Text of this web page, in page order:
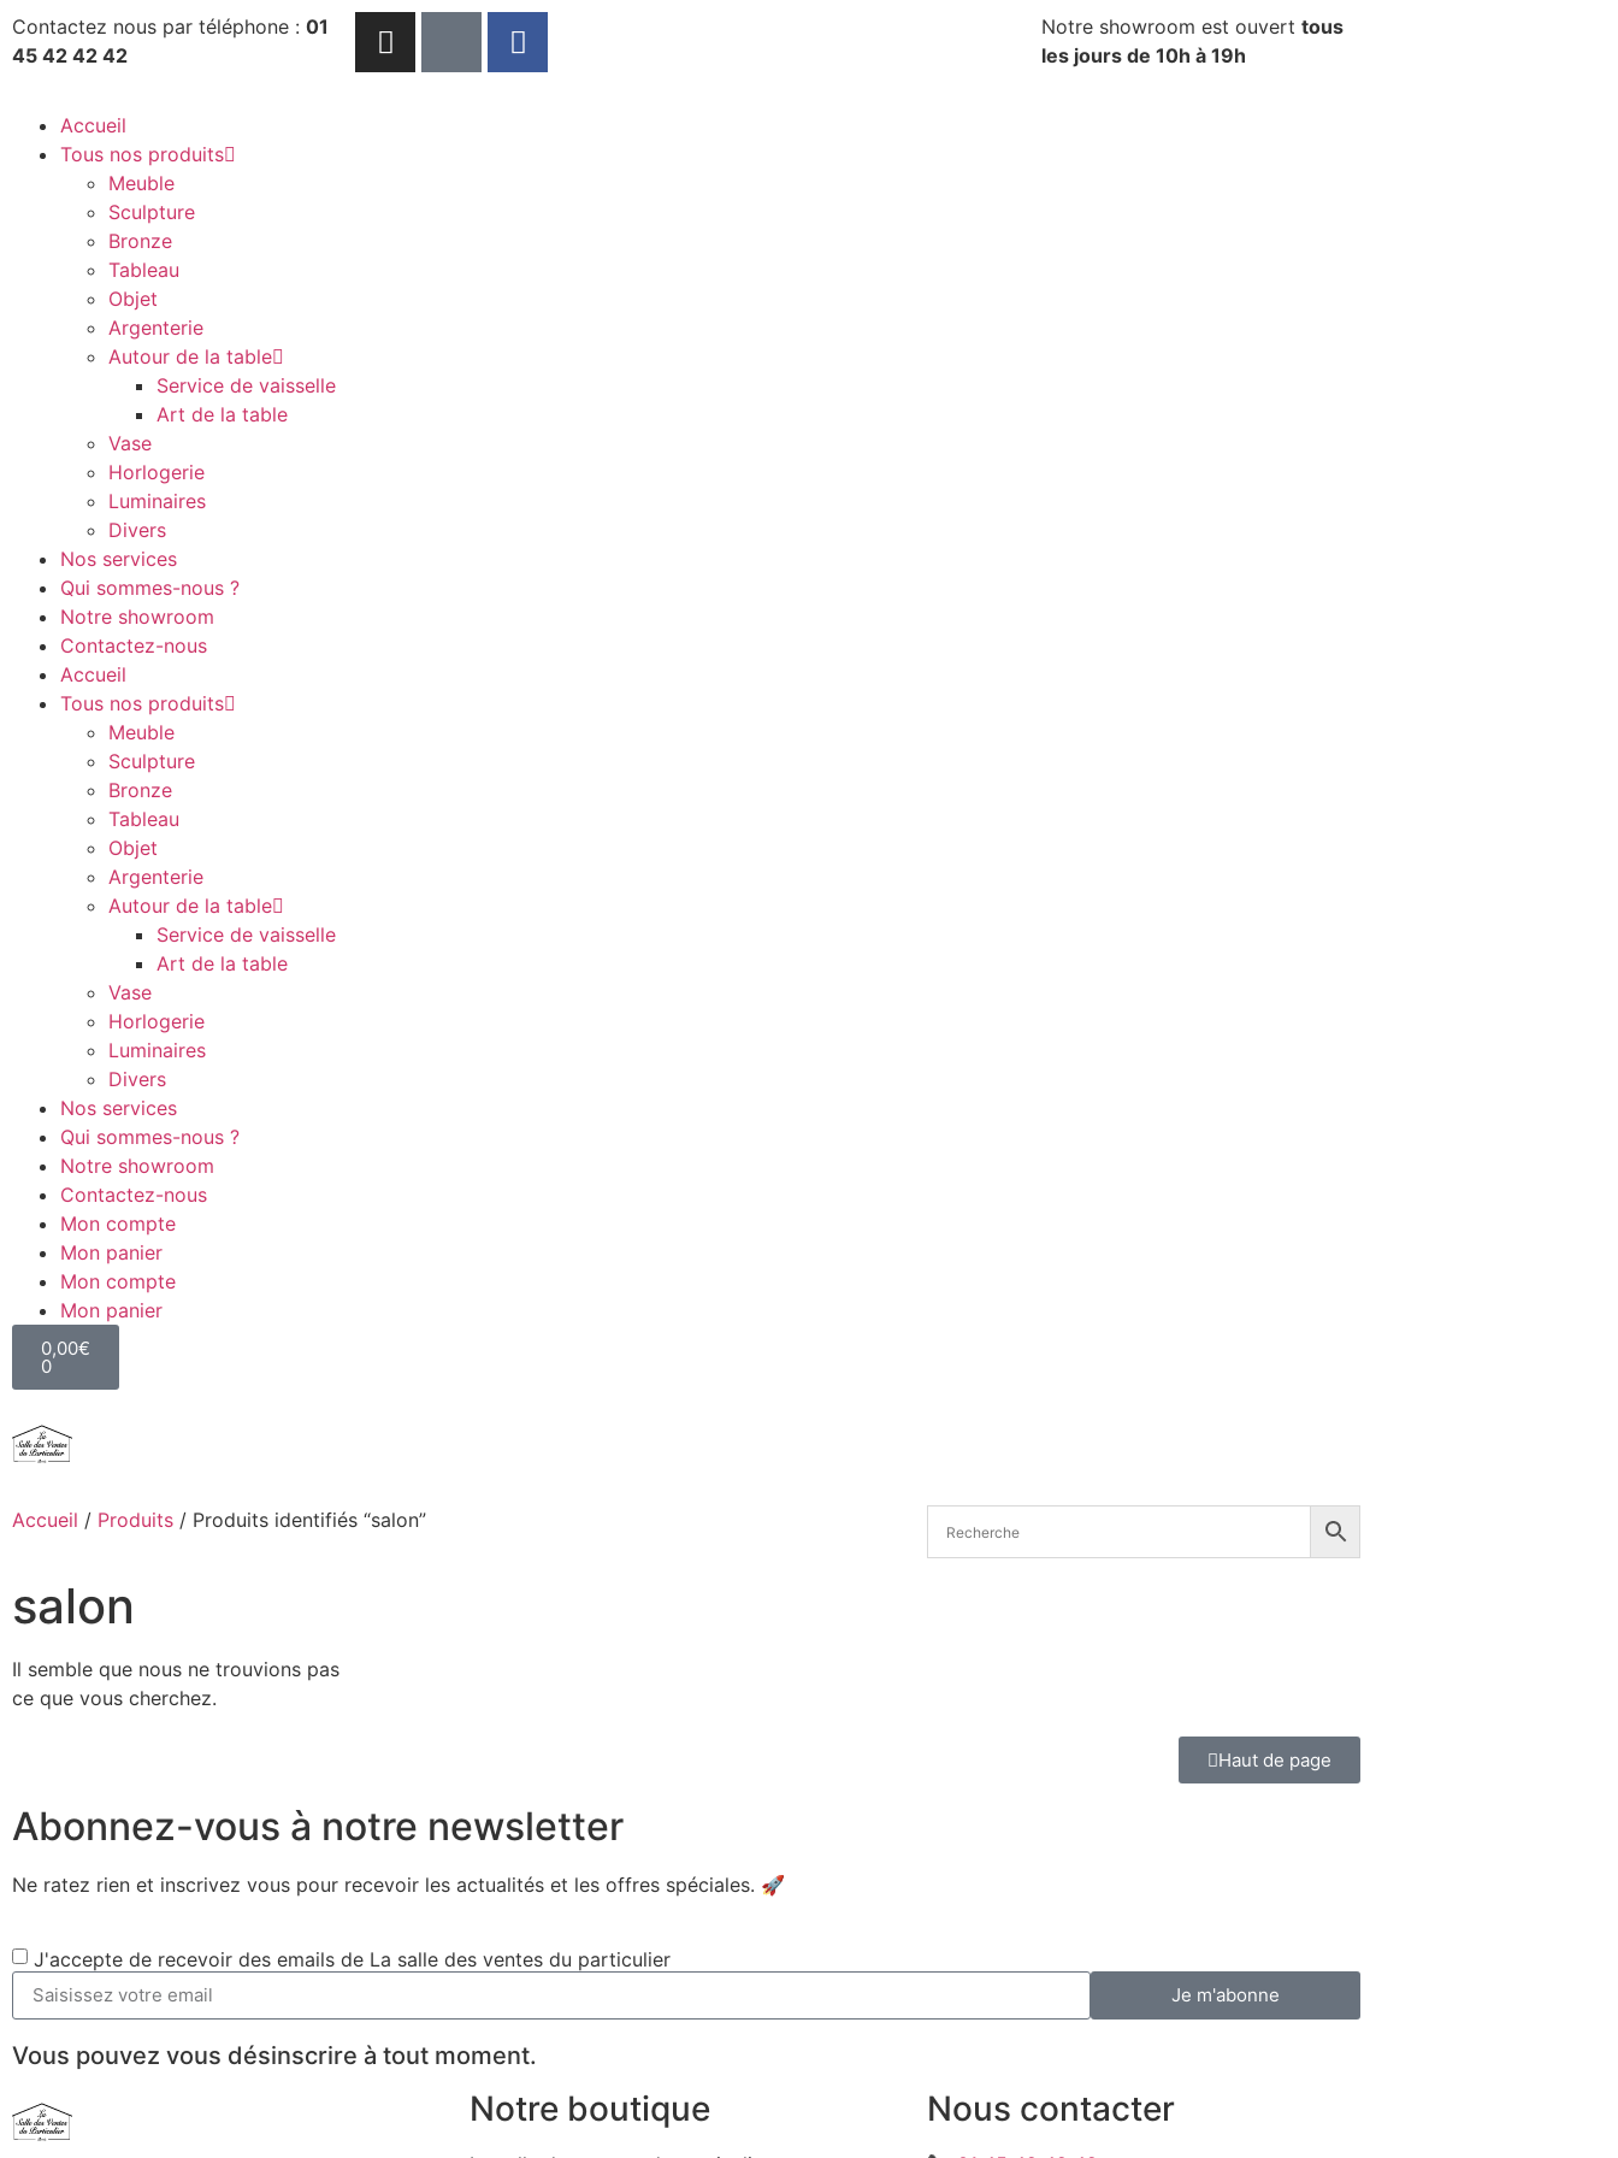
Contactez nous par téléphone : 01
45 42 42 42
Notre showroom est ouvert tous
les jours de 10h à 19h
Accueil
Tous nos produits
Meuble
Sculpture
Bronze
Tableau
Objet
Argenterie
Autour de la table
Service de vaisselle
Art de la table
Vase
Horlogerie
Luminaires
Divers
Nos services
Qui sommes-nous ?
Notre showroom
Contactez-nous
Accueil
Tous nos produits
Meuble
Sculpture
Bronze
Tableau
Objet
Argenterie
Autour de la table
Service de vaisselle
Art de la table
Vase
Horlogerie
Luminaires
Divers
Nos services
Qui sommes-nous ?
Notre showroom
Contactez-nous
Mon compte
Mon panier
Mon compte
Mon panier
0,00€
0
Accueil / Produits / Produits identifiés “salon”
salon
Il semble que nous ne trouvions pas
ce que vous cherchez.
Haut de page
Abonnez-vous à notre newsletter
Ne ratez rien et inscrivez vous pour recevoir les actualités et les offres spéciales. 🚀​
J'accepte de recevoir des emails de La salle des ventes du particulier
Je m'abonne
Vous pouvez vous désinscrire à tout moment.
Notre boutique Nous contacter